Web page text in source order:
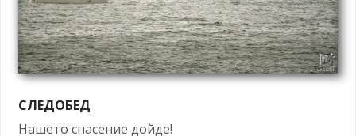
СЛЕДОБЕД
Нашето спасение дойде!